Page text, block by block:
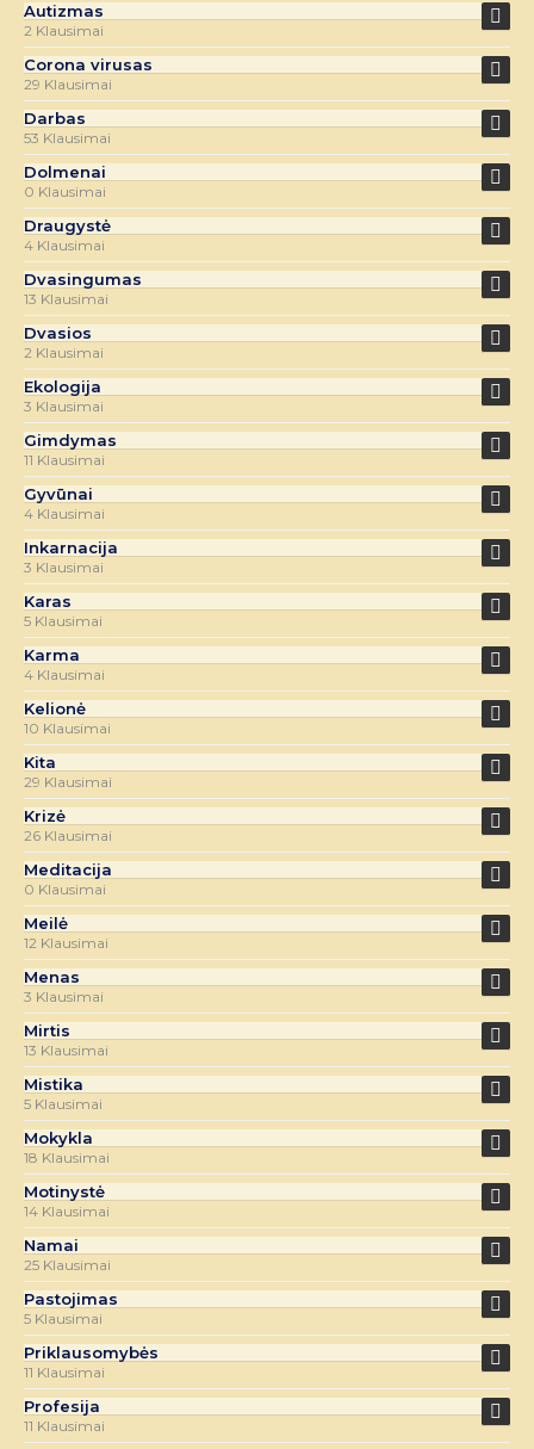
Autizmas
2 Klausimai
Corona virusas
29 Klausimai
Darbas
53 Klausimai
Dolmenai
0 Klausimai
Draugystė
4 Klausimai
Dvasingumas
13 Klausimai
Dvasios
2 Klausimai
Ekologija
3 Klausimai
Gimdymas
11 Klausimai
Gyvūnai
4 Klausimai
Inkarnacija
3 Klausimai
Karas
5 Klausimai
Karma
4 Klausimai
Kelionė
10 Klausimai
Kita
29 Klausimai
Krizė
26 Klausimai
Meditacija
0 Klausimai
Meilė
12 Klausimai
Menas
3 Klausimai
Mirtis
13 Klausimai
Mistika
5 Klausimai
Mokykla
18 Klausimai
Motinystė
14 Klausimai
Namai
25 Klausimai
Pastojimas
5 Klausimai
Priklausomybės
11 Klausimai
Profesija
11 Klausimai